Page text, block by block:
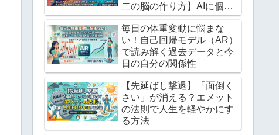
二の脳の作り方】AIに個人
のメモやPDFを記憶させる
「外部ストレージ」活用術
と驚きの心理的効果
毎日の体重変動に悩まな
い！自己回帰モデル（AR）
で読み解く過去データと今
日の自分の関係性
【先延ばし撃退】「面倒く
さい」が消える？エメット
の法則で人生を軽やかにす
る方法